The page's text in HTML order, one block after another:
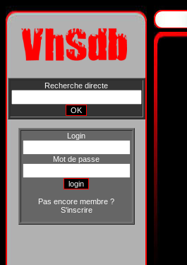
Recherche directe
Login
Mot de passe
Pas encore membre ?
S'inscrire